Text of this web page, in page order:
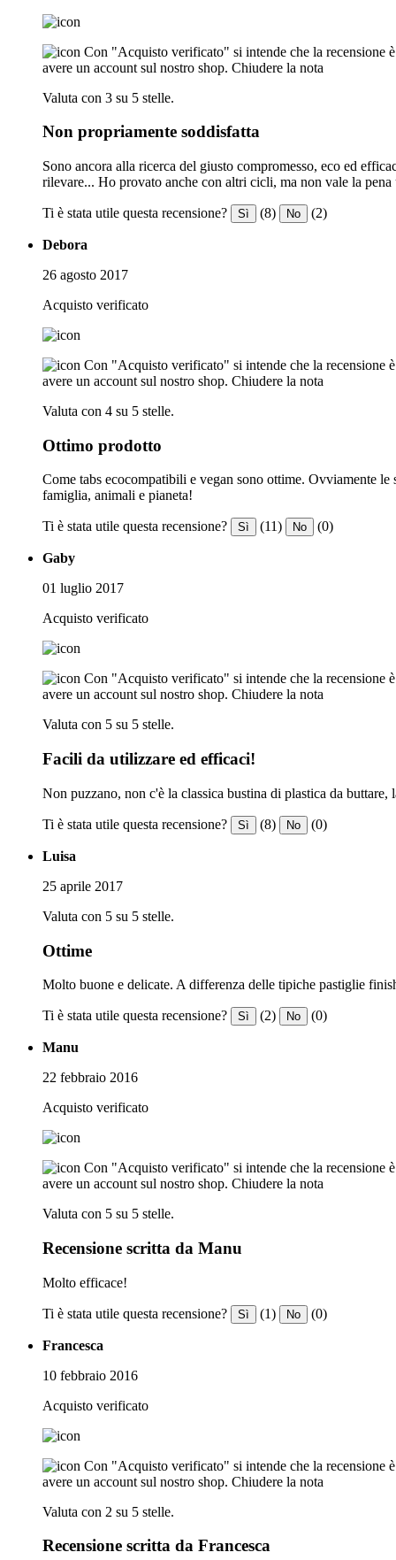
Con "Acquisto verificato" si intende che la recensione
avere un account sul nostro shop. Chiudere la nota
Valuta con 3 su 5 stelle.
Non propriamente soddisfatta
Sono ancora alla ricerca del giusto compromesso, eco ed
rilevare... Ho provato anche con altri cicli, ma non vale la
Ti è stata utile questa recensione? Sì (8) No (2)
Debora
26 agosto 2017
Acquisto verificato
Con "Acquisto verificato" si intende che la recensione
avere un account sul nostro shop. Chiudere la nota
Valuta con 4 su 5 stelle.
Ottimo prodotto
Come tabs ecocompatibili e vegan sono ottime. Ovviamente
famiglia, animali e pianeta!
Ti è stata utile questa recensione? Sì (11) No (0)
Gaby
01 luglio 2017
Acquisto verificato
Con "Acquisto verificato" si intende che la recensione
avere un account sul nostro shop. Chiudere la nota
Valuta con 5 su 5 stelle.
Facili da utilizzare ed efficaci!
Non puzzano, non c'è la classica bustina di plastica da
Ti è stata utile questa recensione? Sì (8) No (0)
Luisa
25 aprile 2017
Valuta con 5 su 5 stelle.
Ottime
Molto buone e delicate. A differenza delle tipiche pastiglie
Ti è stata utile questa recensione? Sì (2) No (0)
Manu
22 febbraio 2016
Acquisto verificato
Con "Acquisto verificato" si intende che la recensione
avere un account sul nostro shop. Chiudere la nota
Valuta con 5 su 5 stelle.
Recensione scritta da Manu
Molto efficace!
Ti è stata utile questa recensione? Sì (1) No (0)
Francesca
10 febbraio 2016
Acquisto verificato
Con "Acquisto verificato" si intende che la recensione
avere un account sul nostro shop. Chiudere la nota
Valuta con 2 su 5 stelle.
Recensione scritta da Francesca